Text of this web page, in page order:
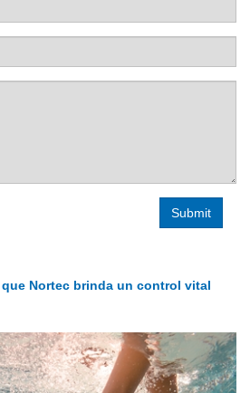
Nortec brinda un control vital